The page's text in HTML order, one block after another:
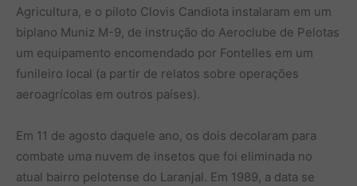
Agricultura, e o piloto Clovis Candiota instalaram em um
biplano Muniz M-9, de instrução do Aeroclube de Pelotas
um equipamento encomendado por Fontelles em um
funileiro local (a partir de relatos sobre operações
aeroagrícolas em outros países).
Em 11 de agosto daquele ano, os dois decolaram para
combate uma nuvem de insetos que foi eliminada no
atual bairro pelotense do Laranjal. Em 1989, a data se